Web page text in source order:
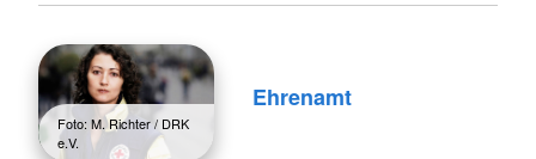
Foto: M. Richter / DRK
e.V.
Ehrenamt